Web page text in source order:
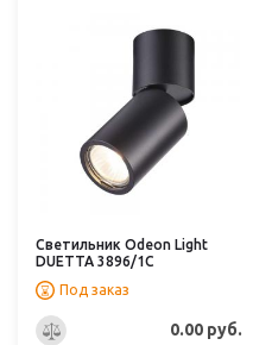
Светильник Odeon Light
DUETTA 3896/1C
Под заказ
0.00 руб.